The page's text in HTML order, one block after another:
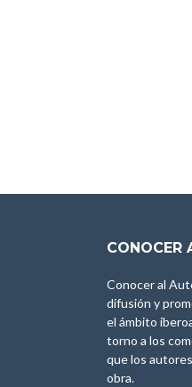
CONOCER
Conocer al
difusión y
el ámbito
torno a los
que los
obra.